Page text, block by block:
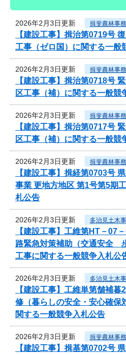
2026年2月3日更新 揖斐農林事
【建設工事】揖治第0719号
工事（ゼロ国）に関する一般
2026年2月3日更新 揖斐農林事
【建設工事】揖治第0718号
区工事（補）に関する一般競
2026年2月3日更新 揖斐農林事
【建設工事】揖治第0717号
区工事（補）に関する一般競
2026年2月3日更新 揖斐農林事
【建設工事】揖経第0703号
事業 更地方地区 第1号第5期
札公告
2026年2月3日更新 多治見土木
【建設工事】工維第HT－
路緊急対策補助（交通安全
工事に関する一般競争入札公
2026年2月3日更新 多治見土木
【建設工事】工維単第舗補
修（暮らしの安全・安心確保
関する一般競争入札公告
2026年2月3日更新 揖斐農林事
【建設工事】揖基第0702号